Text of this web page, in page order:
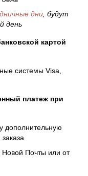
дни , будут
день
картой
системы Visa,
платеж при
дополнительную
заказа
Почты или от